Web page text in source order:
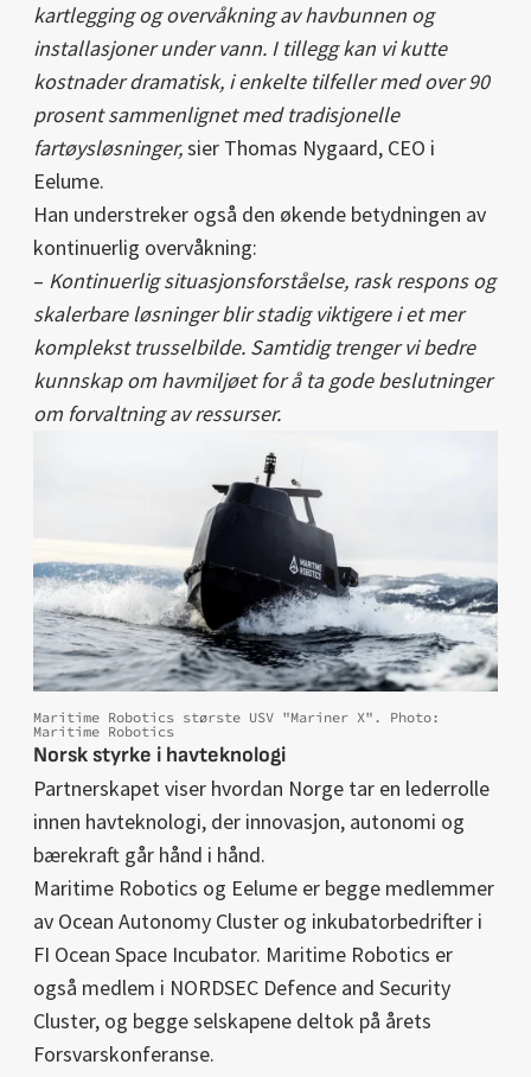
kartlegging og overvåkning av havbunnen og
installasjoner under vann. I tillegg kan vi kutte
kostnader dramatisk, i enkelte tilfeller med over 90
prosent sammenlignet med tradisjonelle
fartøysløsninger,sier Thomas Nygaard, CEO i
Eelume.
Han understreker også den økende betydningen av
kontinuerlig overvåkning:
– Kontinuerlig situasjonsforståelse, rask respons og
skalerbare løsninger blir stadig viktigere i et mer
komplekst trusselbilde. Samtidig trenger vi bedre
kunnskap om havmiljøet for å ta gode beslutninger
om forvaltning av ressurser.
Maritime Robotics største USV "Mariner X". Photo:
Maritime Robotics
Norsk styrke i havteknologi
Partnerskapet viser hvordan Norge tar en lederrolle
innen havteknologi, der innovasjon, autonomi og
bærekraft går hånd i hånd.
Maritime Robotics og Eelume er begge medlemmer
av Ocean Autonomy Cluster og inkubatorbedrifter i
FI Ocean Space Incubator. Maritime Robotics er
også medlem i NORDSEC Defence and Security
Cluster, og begge selskapene deltok på årets
Forsvarskonferanse.